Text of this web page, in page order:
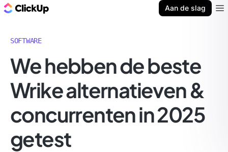
Aan de slag
SOFTWARE
We hebben de beste
Wrike alternatieven &
concurrenten in 2025
getest